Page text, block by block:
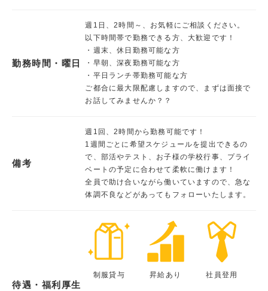
勤務時間・曜日
週1日、2時間～、お気軽にご相談ください。
以下時間帯で勤務できる方、大歓迎です！
・週末、休日勤務可能な方
・早朝、深夜勤務可能な方
・平日ランチ帯勤務可能な方
ご都合に最大限配慮しますので、まずは面接で
お話してみませんか？？
備考
週1回、2時間から勤務可能です！
1週間ごとに希望スケジュールを提出できるの
で、部活やテスト、お子様の学校行事、プライ
ベートの予定に合わせて柔軟に働けます！
全員で助け合いながら働いていますので、急な
体調不良などがあってもフォローいたします。
待遇・福利厚生
制服貸与 昇給あり 社員登用